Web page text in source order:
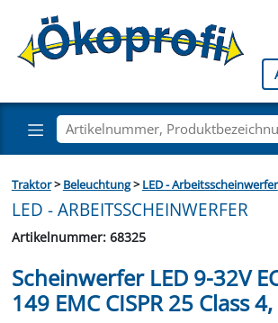
Traktor>Beleuchtung>LED - Arbeitsscheinwerfer
LED - ARBEITSSCHEINWERFER
Artikelnummer: 68325
Scheinwerfer LED 9-32V
149 EMC CISPR 25 Class